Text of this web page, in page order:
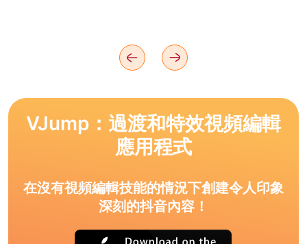
VJump：過渡和特效視頻編輯
應用程式
在沒有視頻編輯技能的情況下創建令人印象
深刻的抖音內容！